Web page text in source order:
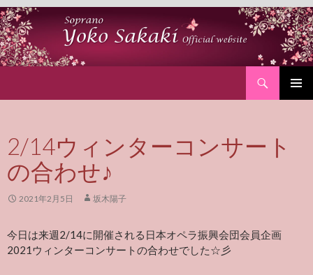
2/14ウィンターコンサート
の合わせ♪
2021年2月5日 坂木陽子
今日は来週2/14に開催される日本オペラ振興会団会員企画
2021ウィンターコンサートの合わせでした☆彡